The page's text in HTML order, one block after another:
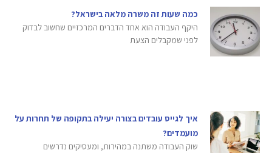
כמה שעות זה משרה מלאה בישראל?
היקף העבודה הוא אחד הדברים המרכזיים שחשוב לבדוק
לפני שמקבלים הצעת
איך לגייס עובדים בצורה יעילה בתקופה של תחרות על
מועמדים?
שוק העבודה משתנה במהירות, ומעסיקים נדרשים